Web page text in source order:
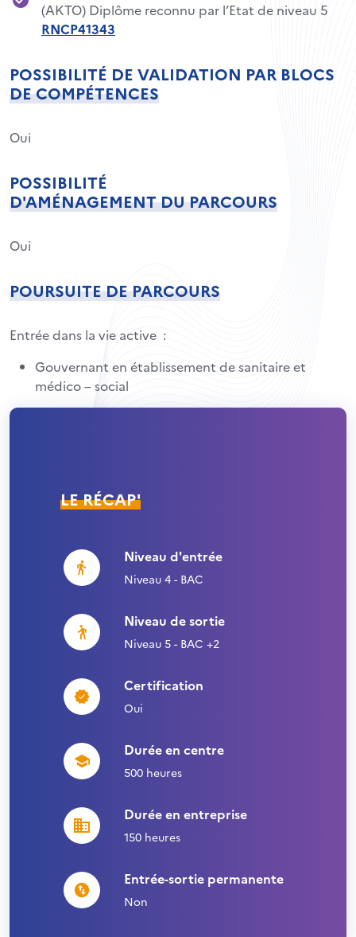
(AKTO) Diplôme reconnu par l’Etat de niveau 5
RNCP41343
POSSIBILITÉ DE VALIDATION PAR BLOCS
DE COMPÉTENCES
Oui
POSSIBILITÉ
D'AMÉNAGEMENT DU PARCOURS
Oui
POURSUITE DE PARCOURS
Entrée dans la vie active :
Gouvernant en établissement de sanitaire et
médico – social
LE RÉCAP'
Niveau d'entrée
Niveau 4 - BAC
Niveau de sortie
Niveau 5 - BAC +2
Certification
Oui
Durée en centre
500 heures
Durée en entreprise
150 heures
Entrée-sortie permanente
Non